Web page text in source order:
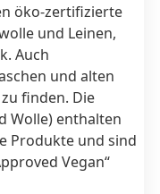
öko-zertifizierte
und Leinen,
Auch
und alten
finden. Die
Wolle) enthalten
Produkte und sind
Vegan“